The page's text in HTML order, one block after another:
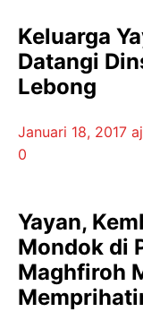
Keluarga
Datangi
Lebong
Januari 18, 2017
0
Yayan,
Mondok di
Maghfiroh